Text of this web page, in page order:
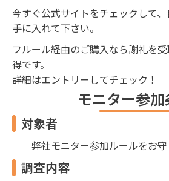
今すぐ公式サイトをチェックして
手に入れて下さい。
フルール経由のご購入なら謝礼を
得です。
詳細はエントリーしてチェック！
モニター参加
対象者
弊社モニター参加ルールをお
調査内容